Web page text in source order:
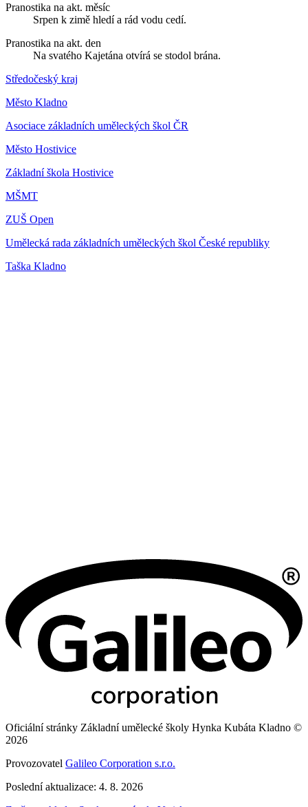
Pranostika na akt. měsíc
Srpen k zimě hledí a rád vodu cedí.
Pranostika na akt. den
Na svatého Kajetána otvírá se stodol brána.
Středočeský kraj
Město Kladno
Asociace základních uměleckých škol ČR
Město Hostivice
Základní škola Hostivice
MŠMT
ZUŠ Open
Umělecká rada základních uměleckých škol České republiky
Taška Kladno
Oficiální stránky Základní umělecké školy Hynka Kubáta Kladno ©
2026
Provozovatel Galileo Corporation s.r.o.
Poslední aktualizace: 4. 8. 2026